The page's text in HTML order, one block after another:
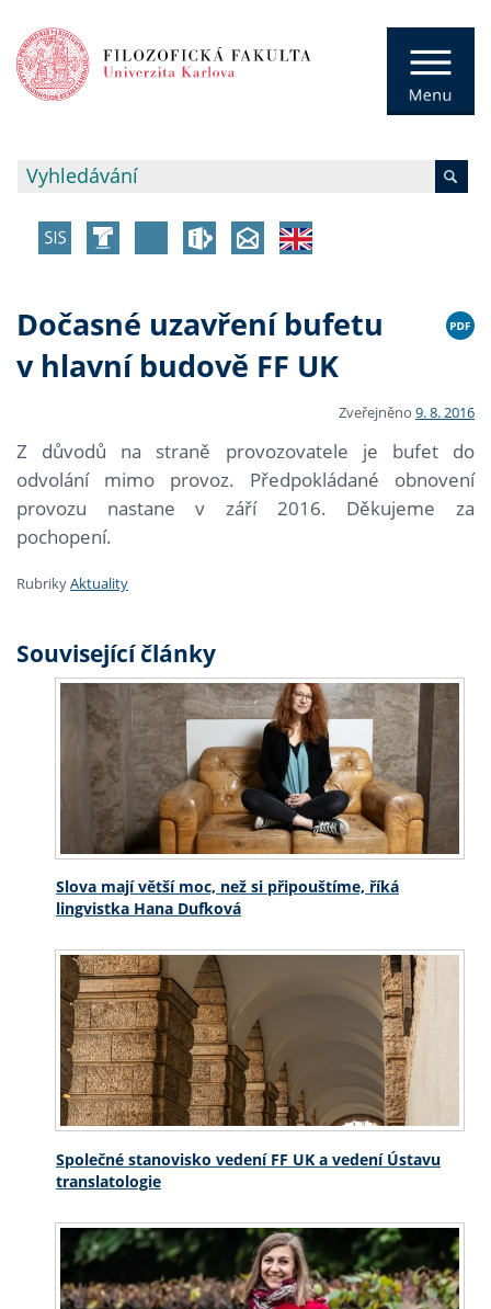
Dočasné uzavření bufetu
v hlavní budově FF UK
Zveřejněno 9. 8. 2016
Z důvodů na straně provozovatele je bufet do
odvolání mimo provoz. Předpokládané obnovení
provozu nastane v září 2016. Děkujeme za
pochopení.
RubrikyAktuality
Související články
Slova mají větší moc, než si připouštíme, říká
lingvistka Hana Dufková
Společné stanovisko vedení FF UK a vedení Ústavu
translatologie